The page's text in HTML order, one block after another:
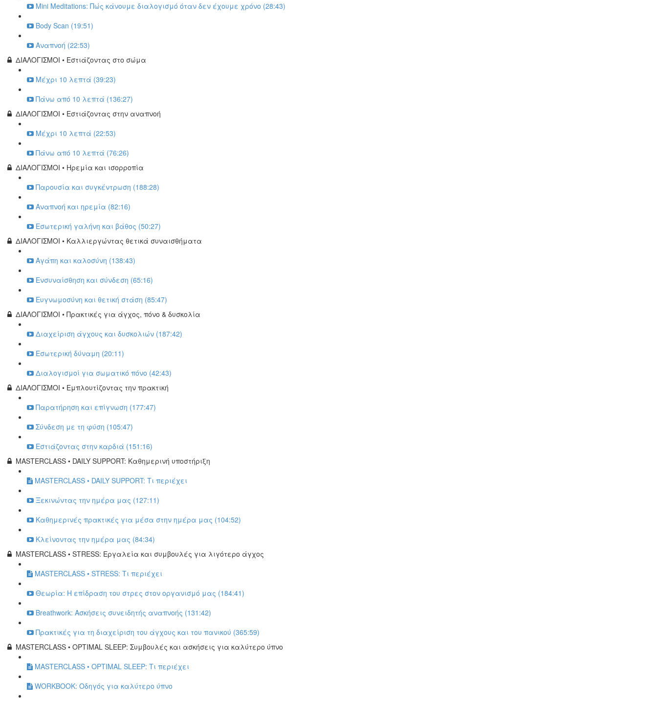
Mini Meditations: Πώς κάνουμε διαλογισμό όταν δεν έχουμε χρόνο (28:43)
Body Scan (19:51)
Αναπνοή (22:53)
ΔΙΑΛΟΓΙΣΜΟΙ • Εστιάζοντας στο σώμα
Μέχρι 10 λεπτά (39:23)
Πάνω από 10 λεπτά (136:27)
ΔΙΑΛΟΓΙΣΜΟΙ • Εστιάζοντας στην αναπνοή
Μέχρι 10 λεπτά (22:53)
Πάνω από 10 λεπτά (76:26)
ΔΙΑΛΟΓΙΣΜΟΙ • Ηρεμία και ισορροπία
Παρουσία και συγκέντρωση (188:28)
Αναπνοή και ηρεμία (82:16)
Εσωτερική γαλήνη και βάθος (50:27)
ΔΙΑΛΟΓΙΣΜΟΙ • Καλλιεργώντας θετικά συναισθήματα
Αγάπη και καλοσύνη (138:43)
Ενσυναίσθηση και σύνδεση (65:16)
Ευγνωμοσύνη και θετική στάση (85:47)
ΔΙΑΛΟΓΙΣΜΟΙ • Πρακτικές για άγχος, πόνο & δυσκολία
Διαχείριση άγχους και δυσκολιών (187:42)
Εσωτερική δύναμη (20:11)
Διαλογισμοί για σωματικό πόνο (42:43)
ΔΙΑΛΟΓΙΣΜΟΙ • Εμπλουτίζοντας την πρακτική
Παρατήρηση και επίγνωση (177:47)
Σύνδεση με τη φύση (105:47)
Εστιάζοντας στην καρδιά (151:16)
MASTERCLASS • DAILY SUPPORT: Καθημερινή υποστήριξη
MASTERCLASS • DAILY SUPPORT: Τι περιέχει
Ξεκινώντας την ημέρα μας (127:11)
Καθημερινές πρακτικές για μέσα στην ημέρα μας (104:52)
Κλείνοντας την ημέρα μας (84:34)
MASTERCLASS • STRESS: Εργαλεία και συμβουλές για λιγότερο άγχος
MASTERCLASS • STRESS: Τι περιέχει
Θεωρία: Η επίδραση του στρες στον οργανισμό μας (184:41)
Breathwork: Ασκήσεις συνειδητής αναπνοής (131:42)
Πρακτικές για τη διαχείριση του άγχους και του πανικού (365:59)
MASTERCLASS • OPTIMAL SLEEP: Συμβουλές και ασκήσεις για καλύτερο ύπνο
MASTERCLASS • OPTIMAL SLEEP: Τι περιέχει
WORKBOOK: Οδηγός για καλύτερο ύπνο